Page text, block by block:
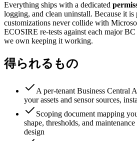
Everything ships with a dedicated
logging, and clean uninstall. Because it is
customizations never collide with
ECOSIRE re-tests against each major
we own keeping it working.
得られるもの
A per-tenant Business Central
your assets and sensor sources,
Scoping document mapping
shape, thresholds, and
design